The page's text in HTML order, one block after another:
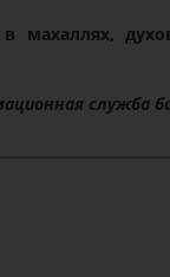
махаллях,
служба